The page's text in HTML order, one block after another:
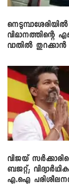
വിമാനത്തിന്റെ
വാതിൽ തുറക്കാൻ
വിജയ്
ബജറ്റ്;
എ.ഐ